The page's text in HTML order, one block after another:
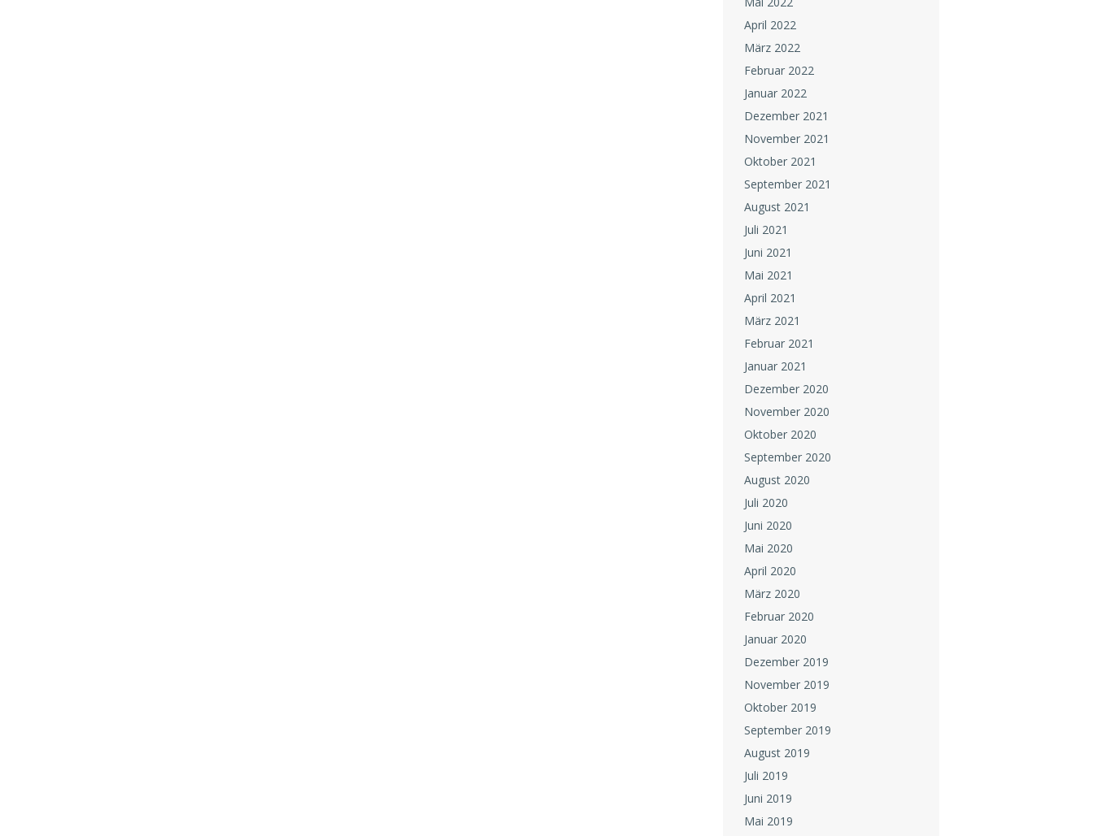
April 2022
März 2022
Februar 2022
Januar 2022
Dezember 2021
November 2021
Oktober 2021
September 2021
August 2021
Juli 2021
Juni 2021
Mai 2021
April 2021
März 2021
Februar 2021
Januar 2021
Dezember 2020
November 2020
Oktober 2020
September 2020
August 2020
Juli 2020
Juni 2020
Mai 2020
April 2020
März 2020
Februar 2020
Januar 2020
Dezember 2019
November 2019
Oktober 2019
September 2019
August 2019
Juli 2019
Juni 2019
Mai 2019